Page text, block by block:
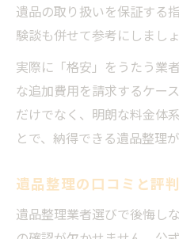
遺品の取り扱いを保証する
験談も併せて参考にしましょ
実際に「格安」をうたう業
な追加費用を請求するケー
だけでなく、明朗な料金体
とで、納得できる遺品整理
遺品整理の口コミと評
遺品整理業者選びで後悔し